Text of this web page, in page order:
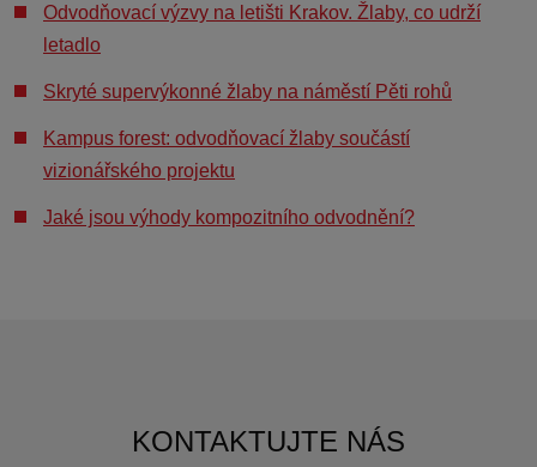
Odvodňovací výzvy na letišti Krakov. Žlaby, co udrží
letadlo
Skryté supervýkonné žlaby na náměstí Pěti rohů
Kampus forest: odvodňovací žlaby součástí
vizionářského projektu
Jaké jsou výhody kompozitního odvodnění?
KONTAKTUJTE NÁS